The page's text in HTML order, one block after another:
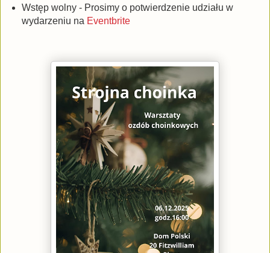
Wstęp wolny - Prosimy o potwierdzenie udziału w
wydarzeniu na Eventbrite